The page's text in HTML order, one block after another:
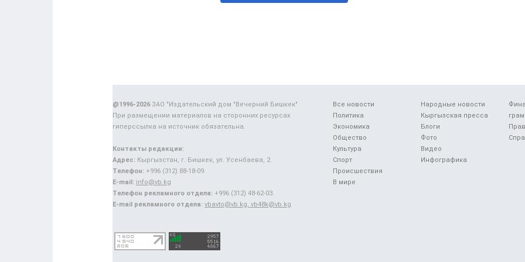
Все новости
Политика
Экономика
Общество
Культура
Спорт
Происшествия
В мире
Народные новости
Кыргызская пресса
Блоги
Фото
Видео
Инфографика
@1996-2026ЗАО "Издательский дом "Вечерний Бишкек"
При размещении материалов на сторонних ресурсах
гиперссылка на источник обязательна.
Контакты редакции:
Адрес: Кыргызстан, г. Бишкек, ул. Усенбаева, 2.
Телефон: +996 (312) 88-18-09.
E-mail: info@vb.kg
Телефон рекламного отдела: +996 (312) 48-62-03.
E-mail рекламного отдела: vbavto@vb.kg, vb48k@vb.kg